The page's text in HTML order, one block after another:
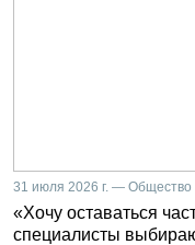
31 июля 2026 г. — Общество
«Хочу оставаться
специалисты